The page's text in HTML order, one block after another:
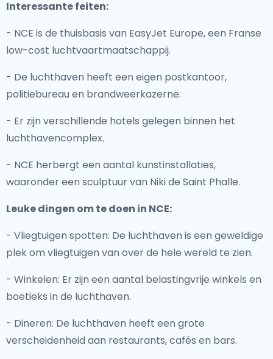
Interessante feiten:
- NCE is de thuisbasis van EasyJet Europe, een Franse
low-cost luchtvaartmaatschappij.
- De luchthaven heeft een eigen postkantoor,
politiebureau en brandweerkazerne.
- Er zijn verschillende hotels gelegen binnen het
luchthavencomplex.
- NCE herbergt een aantal kunstinstallaties,
waaronder een sculptuur van Niki de Saint Phalle.
Leuke dingen om te doen in NCE:
- Vliegtuigen spotten: De luchthaven is een geweldige
plek om vliegtuigen van over de hele wereld te zien.
- Winkelen: Er zijn een aantal belastingvrije winkels en
boetieks in de luchthaven.
- Dineren: De luchthaven heeft een grote
verscheidenheid aan restaurants, cafés en bars.